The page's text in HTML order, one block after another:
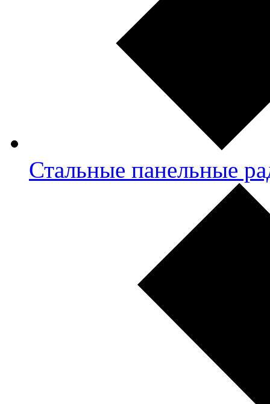
Стальные панельные